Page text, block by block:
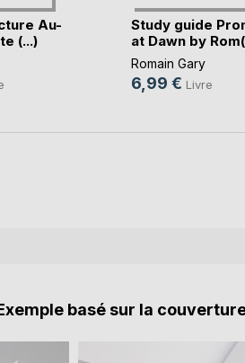
Au-
(...)
Study guide
at Dawn by
Romain Gary
6,99 € Livre
basé sur la